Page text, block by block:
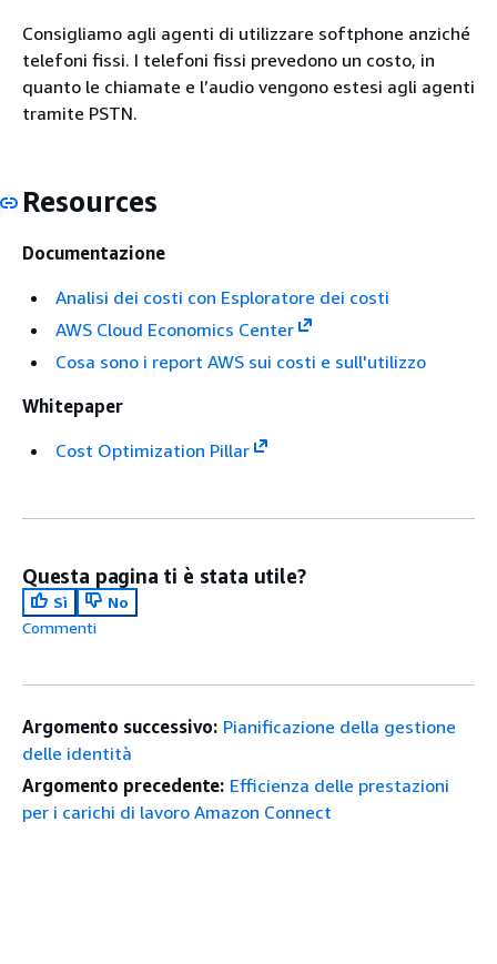
Consigliamo agli agenti di utilizzare softphone anziché
telefoni fissi. I telefoni fissi prevedono un costo, in
quanto le chiamate e l’audio vengono estesi agli agenti
tramite PSTN.
Resources
Documentazione
Analisi dei costi con Esploratore dei costi
AWS Cloud Economics Center
Cosa sono i report AWS sui costi e sull'utilizzo
Whitepaper
Cost Optimization Pillar
Questa pagina ti è stata utile?
Sì
No
Commenti
Argomento successivo: Pianificazione della gestione
delle identità
Argomento precedente: Efficienza delle prestazioni
per i carichi di lavoro Amazon Connect